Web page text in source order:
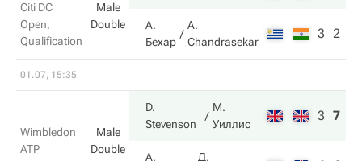
Citi DC
Open,
Qualification
Male
Double
А.
Бехар
A.
Chandrasekar
3 2
01.07, 15:35
Wimbledon
ATP
Male
Double
D.
Stevenson
М.
Уиллис
3 7
А.
Д.